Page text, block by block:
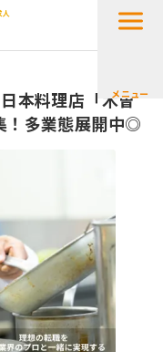
人
メニュー
本料理店「木曽
！多業態展開中◎